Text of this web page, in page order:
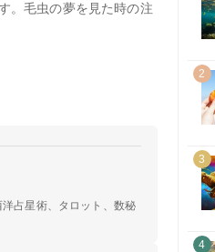
。毛虫の夢を見た時の注
占星術、タロット、数秘
2
3
4